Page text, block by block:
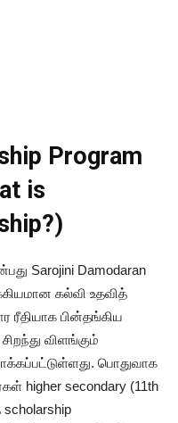
Program
is
Sarojini Damodaran
கல்வி உதவித்
ரீதியாக பின்தங்கிய
விளங்கும்
பொதுவாக
higher secondary (11th